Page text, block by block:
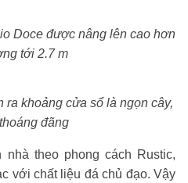
Doce được nâng lên cao hơn
tới 2.7 m
khoảng cửa sổ là ngọn cây,
đãng
theo phong cách Rustic,
với chất liệu đá chủ đạo. Vậy